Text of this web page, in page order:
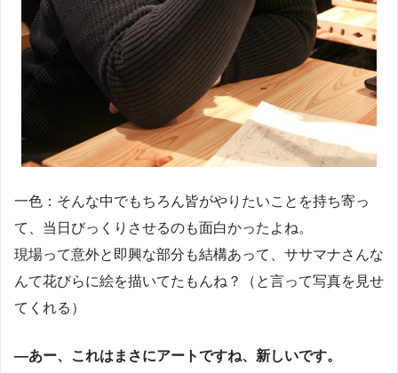
一色：そんな中でもちろん皆がやりたいことを持ち寄っ
て、当日びっくりさせるのも面白かったよね。
現場って意外と即興な部分も結構あって、ササマナさんな
んて花びらに絵を描いてたもんね？（と言って写真を見せ
てくれる）
―あー、これはまさにアートですね、新しいです。